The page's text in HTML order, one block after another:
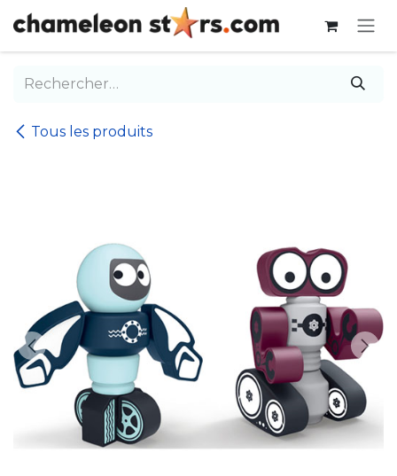
Se rendre au contenu
Tous les produits